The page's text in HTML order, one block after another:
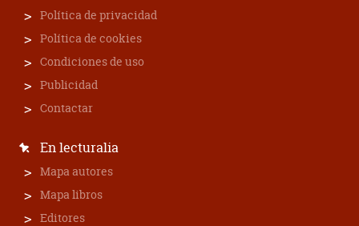
Política de privacidad
Política de cookies
Condiciones de uso
Publicidad
Contactar
En lecturalia
Mapa autores
Mapa libros
Editores